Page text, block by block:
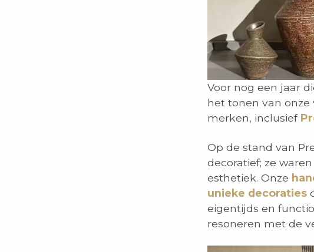
Voor nog een jaar
het tonen van
merken, inclusief
Op de stand van
decoratief; ze
esthetiek. Onze
unieke decoraties
eigentijds en
resoneren met de